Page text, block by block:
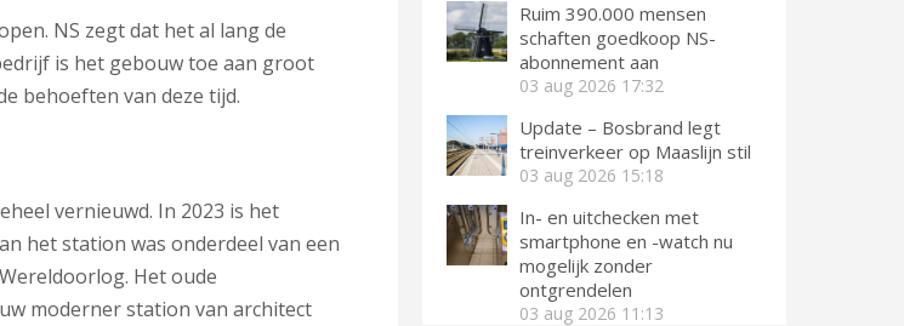
NS zegt dat het al lang de
is het gebouw toe aan groot
behoeften van deze tijd.
vernieuwd. In 2023 is het
het station was onderdeel van een
Het oude
moderner station van architect
Ruim 390.000 mensen
schaften goedkoop NS-
abonnement aan
03 aug 2026 17:32
Update – Bosbrand legt
treinverkeer op Maaslijn stil
03 aug 2026 15:18
In- en uitchecken met
smartphone en -watch nu
mogelijk zonder
ontgrendelen
03 aug 2026 11:13